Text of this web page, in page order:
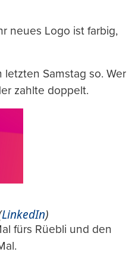
neues Logo ist farbig,
Samstag so. Wer
zahlte doppelt.
LinkedIn)
fürs Rüebli und den